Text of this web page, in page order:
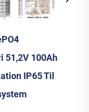
100Ah
IP65 Til